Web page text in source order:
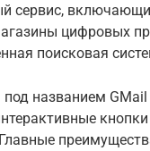
сервис,
цифровых
поисковая
под названием